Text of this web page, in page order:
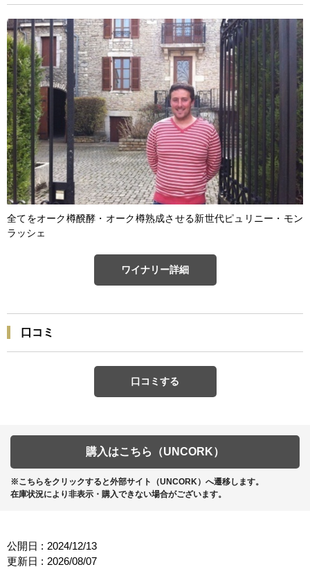
全てをオーク樽醗酵・オーク樽熟成させる新世代ピュリニー・モン
ラッシェ
ワイナリー詳細
口コミ
口コミする
購入はこちら（UNCORK）
※こちらをクリックすると外部サイト（UNCORK）へ遷移します。
在庫状況により非表示・購入できない場合がございます。
公開日 : 2024/12/13
更新日 : 2026/08/07